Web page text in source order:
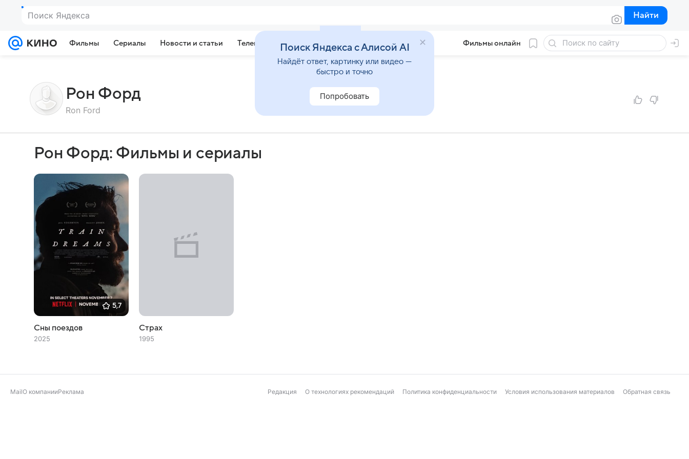
Поиск Яндекса Найти
Найти
Фильмы Сериалы Новости и статьи Телепрограмма Звезды Фильмы онлайн
Рон Форд
Ron Ford
Рон Форд: Фильмы и сериалы
5,7
Сны поездов
2025
Страх
1995
MailО компанииРеклама Редакция О технологиях рекомендаций Политика конфиденциальности Условия использования материалов Обратная связь
Поиск Яндекса с Алисой AI
Найдёт ответ, картинку или видео —
быстро и точно
Попробовать